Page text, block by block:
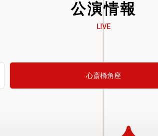
公演情報
LIVE
心斎橋角座